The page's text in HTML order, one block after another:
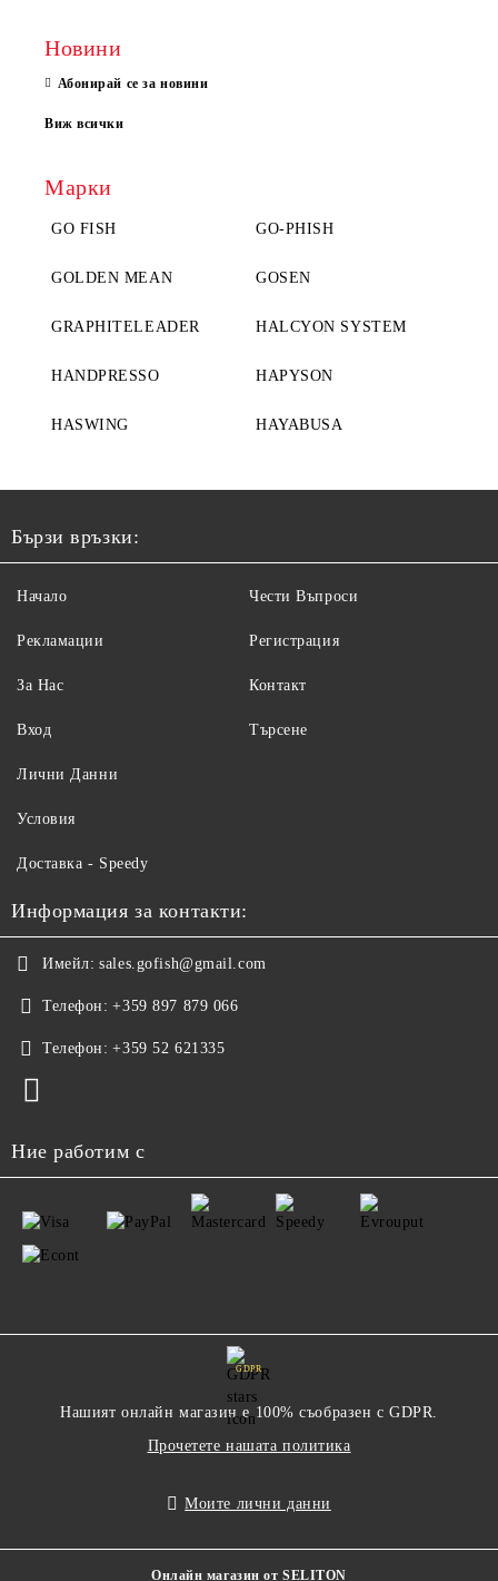
Новини
Абонирай се за новини
Виж всички
Марки
GO FISH GO-PHISH
GOLDEN MEAN GOSEN
GRAPHITELEADER HALCYON SYSTEM
HANDPRESSO HAPYSON
HASWING HAYABUSA
Бързи връзки:
Начало
Рекламации
За Нас
Вход
Чести Въпроси
Регистрация
Контакт
Търсене
Лични Данни
Условия
Доставка - Speedy
Информация за контакти:
Имейл: sales.gofish@gmail.com
Телефон: +359 897 879 066
Телефон: +359 52 621335
Ние работим с
GDPR
Нашият онлайн магазин е 100% съобразен с GDPR.
Прочетете нашата политика
Моите лични данни
Онлайн магазин от SELITON